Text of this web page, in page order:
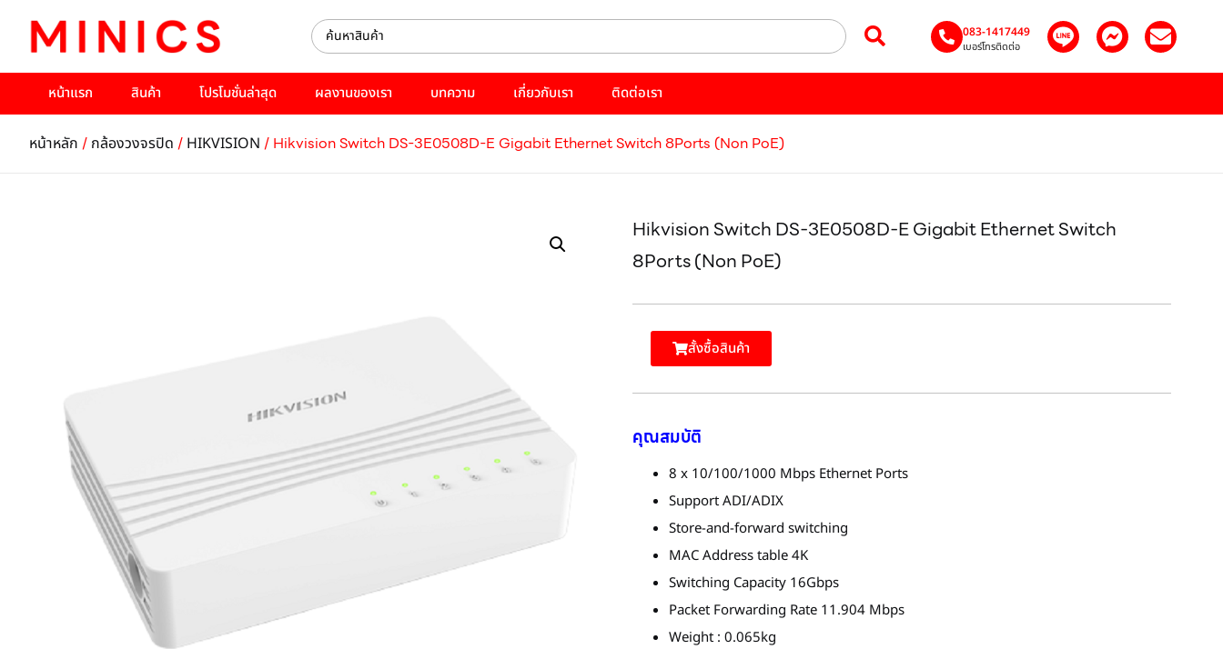
083-1417449
เบอร์โทรติดต่อ
หน้าแรก สินค้า โปรโมชั่นล่าสุด ผลงานของเรา บทความ เกี่ยวกับเรา ติดต่อเรา
หน้าหลัก / กล้องวงจรปิด / HIKVISION / Hikvision Switch DS-3E0508D-E Gigabit Ethernet Switch 8Ports (Non PoE)
Hikvision Switch DS-3E0508D-E Gigabit Ethernet Switch
8Ports (Non PoE)
สั้งซื้อสินค้า
คุณสมบัติ
8 x 10/100/1000 Mbps Ethernet Ports
Support ADI/ADIX
Store-and-forward switching
MAC Address table 4K
Switching Capacity 16Gbps
Packet Forwarding Rate 11.904 Mbps
Weight : 0.065kg